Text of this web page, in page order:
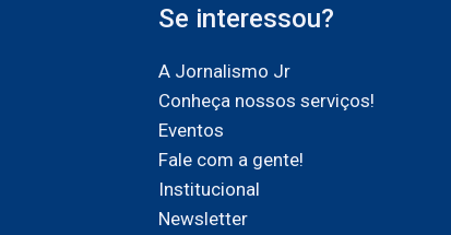
Se interessou?
A Jornalismo Jr
Conheça nossos serviços!
Eventos
Fale com a gente!
Institucional
Newsletter